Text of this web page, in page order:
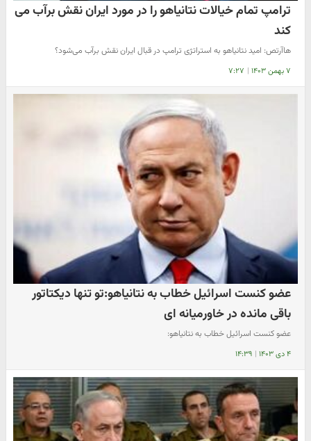
ترامپ تمام خیالات نتانیاهو را در مورد ایران نقش برآب می
کند
هاآرتص: امید نتانیاهو به استراتژی ترامپ در قبال ایران نقش برآب می‌شود؟
۷ بهمن ۱۴۰۳ | ۷:۲۷
عضو کنست اسرائیل خطاب به نتانیاهو:تو تنها دیکتاتور
باقی مانده در خاورمیانه ای
عضو کنست اسرائیل خطاب به نتانیاهو:
۴ دی ۱۴۰۳ | ۱۴:۳۹